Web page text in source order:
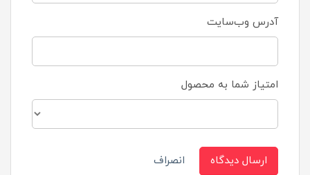
آدرس وب‌سایت
امتیاز شما به محصول
ارسال دیدگاه انصراف